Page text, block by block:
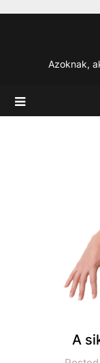
Azoknak,
A